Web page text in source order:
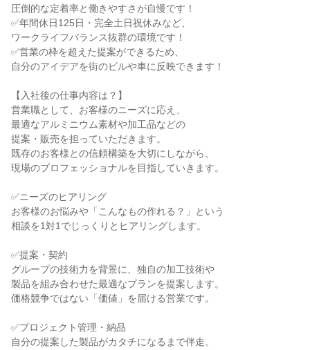
圧倒的な定着率と働きやすさが自慢です！
✅年間休日125日・完全土日祝休みなど、
ワークライフバランス抜群の環境です！
✅営業の枠を超えた提案ができるため、
自分のアイデアを街のビルや車に反映できます！
【入社後の仕事内容は？】
営業職として、お客様のニーズに応え、
最適なアルミニウム素材や加工品などの
提案・販売を担っていただきます。
既存のお客様との信頼構築を大切にしながら、
現場のプロフェッショナルを目指していきます。
✅ニーズのヒアリング
お客様のお悩みや「こんなもの作れる？」という
相談を1対1でじっくりとヒアリングします。
✅提案・契約
グループの技術力を背景に、独自の加工技術や
製品を組み合わせた最適なプランを提案します。
価格競争ではない「価値」を届ける営業です。
✅プロジェクト管理・納品
自分の提案した製品がカタチになるまで伴走。